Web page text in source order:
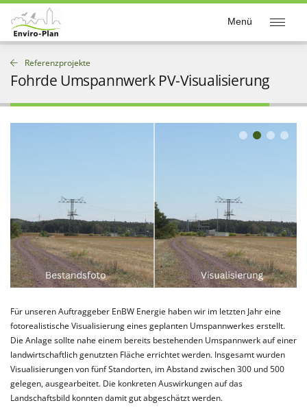
Menü
Referenzprojekte
Fohrde Umspannwerk PV-Visualisierung
Für unseren Auftraggeber EnBW Energie haben wir im letzten Jahr eine
fotorealistische Visualisierung eines geplanten Umspannwerkes erstellt.
Die Anlage sollte nahe einem bereits bestehenden Umspannwerk auf einer
landwirtschaftlich genutzten Fläche errichtet werden. Insgesamt wurden
Visualisierungen von fünf Standorten, im Abstand zwischen 300 und 500
gelegen, ausgearbeitet. Die konkreten Auswirkungen auf das
Landschaftsbild konnten damit gut abgeschätzt werden.